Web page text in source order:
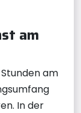
am
am
In der